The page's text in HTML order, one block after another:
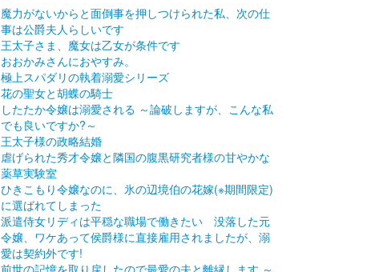
魔力がないからと面倒事を押しつけられた私、次の仕
事は公爵夫人らしいです
王太子さま、魔女は乙女が条件です
おおかみさんにおやすみ。
極上スパダリの執着溺愛シリーズ
花の聖女と胡蝶の騎士
したたか令嬢は溺愛される ～論破しますが、こんな私
でも良いですか?～
王太子様の政略結婚
虐げられた秀才令嬢と隣国の腹黒研究者様の甘やかな
薬草実験室
ひきこもり令嬢なのに、氷の辺境伯の花嫁(※期間限定)
に選ばれてしまった
派遣侍女リディは平穏な職場で働きたい 没落した元
令嬢、ワケあって侯爵様に直接雇用されましたが、溺
愛は契約外です!
前世の記憶を取り戻したので最愛の夫と離縁します ～